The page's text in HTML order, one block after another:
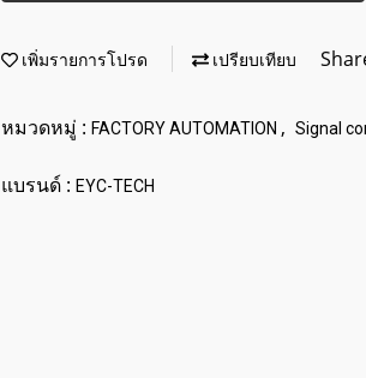
เพิ่มรายการโปรด เปรียบเทียบ
หมวดหมู่ : FACTORY AUTOMATION , Signal
แบรนด์ : EYC-TECH